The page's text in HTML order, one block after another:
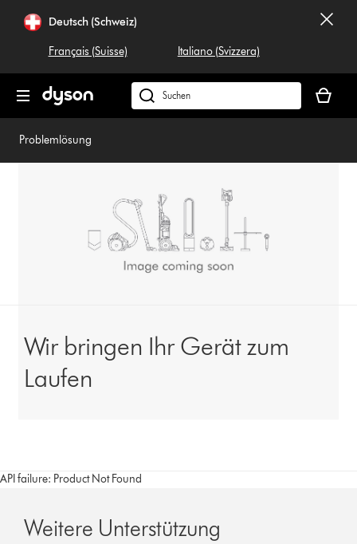
überspringenDeutsch (Schweiz)
Français (Suisse) Italiano (Svizzera)
Dyson.ch
durchsuchen
ist
Problemlösung
Wir bringen Ihr Gerät zum
Laufen
API failure: Product Not Found
Weitere Unterstützung